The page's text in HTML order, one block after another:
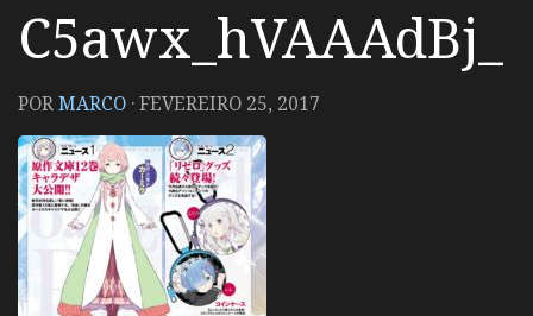
C5awx_hVAAAdBj_
PORMARCO ·FEVEREIRO 25, 2017